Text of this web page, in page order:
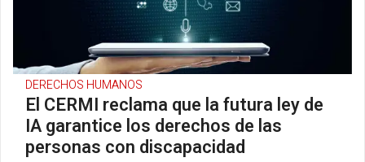
DERECHOS HUMANOS
El CERMI reclama que la futura ley de
IA garantice los derechos de las
personas con discapacidad